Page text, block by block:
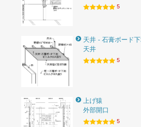
5
天井 - 石膏ボード
天井
5
上げ猿
外部開口
5